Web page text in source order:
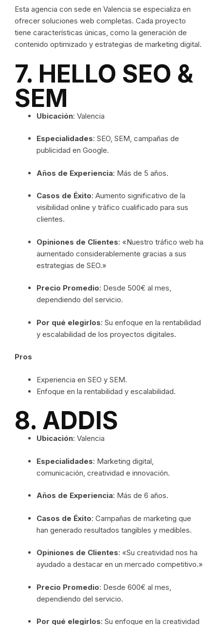
Esta agencia con sede en Valencia se especializa en
ofrecer soluciones web completas. Cada proyecto
tiene características únicas, como la generación de
contenido optimizado y estrategias de marketing digital.
7. HELLO SEO &
SEM
Ubicación: Valencia
Especialidades: SEO, SEM, campañas de
publicidad en Google.
Años de Experiencia: Más de 5 años.
Casos de Éxito: Aumento significativo de la
visibilidad online y tráfico cualificado para sus
clientes.
Opiniones de Clientes: «Nuestro tráfico web ha
aumentado considerablemente gracias a sus
estrategias de SEO.»
Precio Promedio: Desde 500€ al mes,
dependiendo del servicio.
Por qué elegirlos: Su enfoque en la rentabilidad
y escalabilidad de los proyectos digitales.
Pros
Experiencia en SEO y SEM.
Enfoque en la rentabilidad y escalabilidad.
8. ADDIS
Ubicación: Valencia
Especialidades: Marketing digital,
comunicación, creatividad e innovación.
Años de Experiencia: Más de 6 años.
Casos de Éxito: Campañas de marketing que
han generado resultados tangibles y medibles.
Opiniones de Clientes: «Su creatividad nos ha
ayudado a destacar en un mercado competitivo.»
Precio Promedio: Desde 600€ al mes,
dependiendo del servicio.
Por qué elegirlos: Su enfoque en la creatividad